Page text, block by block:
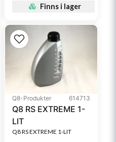
Finns i lager
Q8-Produkter 614713
Q8 RS EXTREME 1-
LIT
Q8 RS EXTREME 1-LIT